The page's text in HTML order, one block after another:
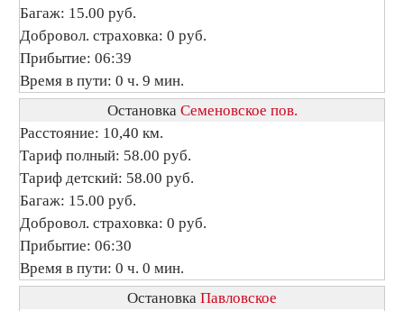
Багаж: 15.00 руб.
Добровол. страховка: 0 руб.
Прибытие: 06:39
Время в пути: 0 ч. 9 мин.
Остановка Семеновское пов.
Расстояние: 10,40 км.
Тариф полный: 58.00 руб.
Тариф детский: 58.00 руб.
Багаж: 15.00 руб.
Добровол. страховка: 0 руб.
Прибытие: 06:30
Время в пути: 0 ч. 0 мин.
Остановка Павловское